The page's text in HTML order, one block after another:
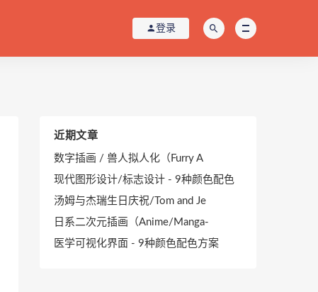
登录
近期文章
数字插画 / 兽人拟人化（Furry A
现代图形设计/标志设计 - 9种颜色配色
汤姆与杰瑞生日庆祝/Tom and Je
日系二次元插画（Anime/Manga-
医学可视化界面 - 9种颜色配色方案